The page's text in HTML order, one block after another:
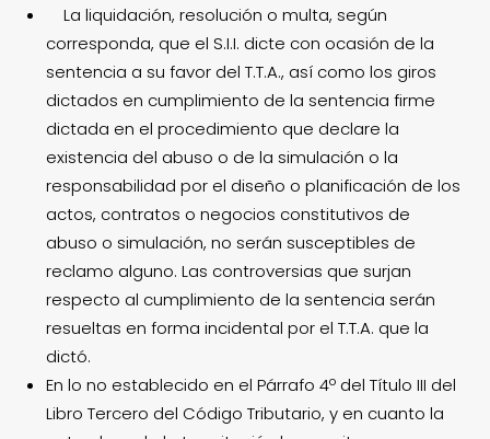
La liquidación, resolución o multa, según
corresponda, que el S.I.I. dicte con ocasión de la
sentencia a su favor del T.T.A., así como los giros
dictados en cumplimiento de la sentencia firme
dictada en el procedimiento que declare la
existencia del abuso o de la simulación o la
responsabilidad por el diseño o planificación de los
actos, contratos o negocios constitutivos de
abuso o simulación, no serán susceptibles de
reclamo alguno. Las controversias que surjan
respecto al cumplimiento de la sentencia serán
resueltas en forma incidental por el T.T.A. que la
dictó.
En lo no establecido en el Párrafo 4º del Título III del
Libro Tercero del Código Tributario, y en cuanto la